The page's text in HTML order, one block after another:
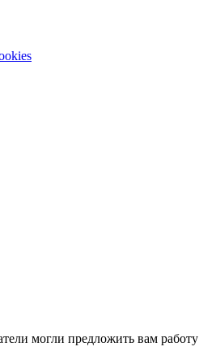
могли предложить вам работу